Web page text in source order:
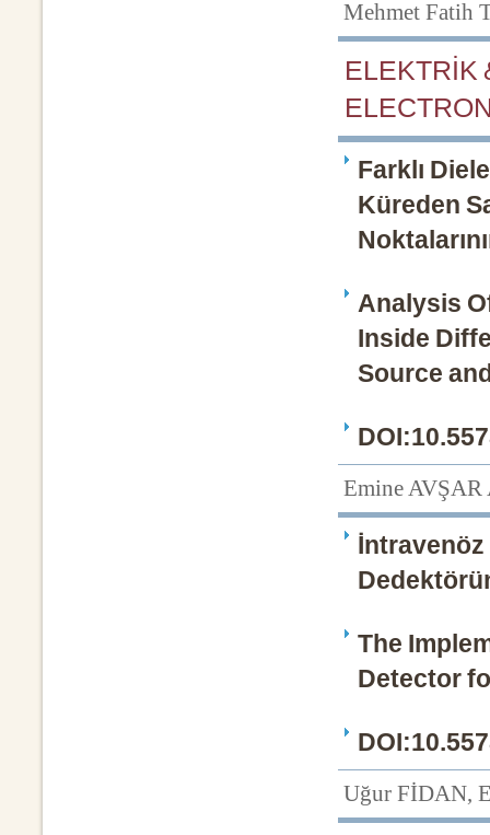
Mehmet Fatih
ELEKTRİK
Farklı
Küreden
Analysis
Inside
Source
Emine
İntravenöz
The
Detector
Uğur FİDAN,